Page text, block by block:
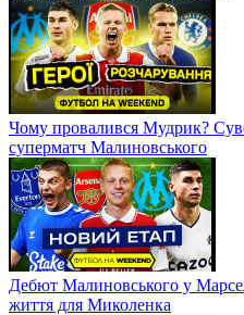
Чому провалився Мудрик?
суперматч Малиновського
Дебют Малиновського у
життя для Миколенка